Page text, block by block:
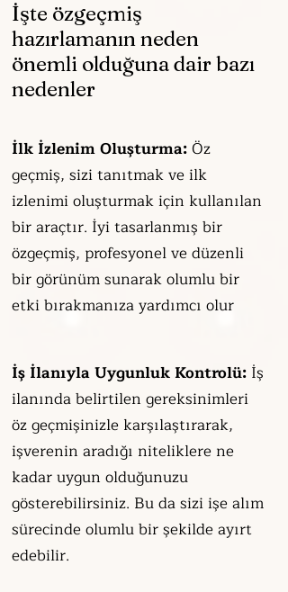
İşte özgeçmiş
hazırlamanın neden
önemli olduğuna dair bazı
nedenler
İlk İzlenim Oluşturma:Öz
geçmiş, sizi tanıtmak ve ilk
izlenimi oluşturmak için kullanılan
bir araçtır. İyi tasarlanmış bir
özgeçmiş, profesyonel ve düzenli
bir görünüm sunarak olumlu bir
etki bırakmanıza yardımcı olur
İş İlanıyla Uygunluk Kontrolü: İş
ilanında belirtilen gereksinimleri
öz geçmişinizle karşılaştırarak,
işverenin aradığı niteliklere ne
kadar uygun olduğunuzu
gösterebilirsiniz. Bu da sizi işe alım
sürecinde olumlu bir şekilde ayırt
edebilir.